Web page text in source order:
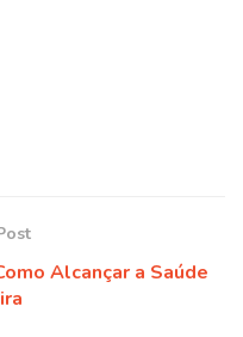
Alcançar a Saúde